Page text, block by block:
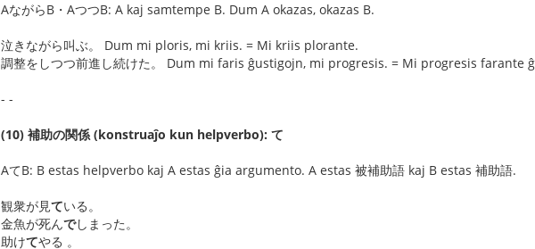
AながらB・AつつB: A kaj samtempe B. Dum A okazas, okazas B.
泣きながら叫ぶ。 Dum mi ploris, mi kriis. = Mi kriis plorante.
調整をしつつ前進し続けた。 Dum mi faris ĝustigojn, mi progresis. = Mi progresis farante
- -
(10) 補助の関係 (konstruaĵo kun helpverbo): て
AてB: B estas helpverbo kaj A estas ĝia argumento. A estas 被補助語 kaj B estas 補助語.
観衆が見ている。
金魚が死んでしまった。
助けてやる 。